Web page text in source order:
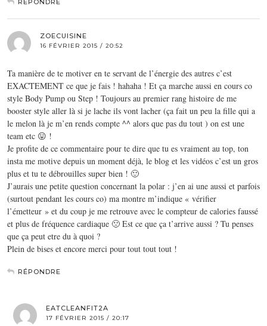
RÉPONDRE
ZOECUISINE
16 FÉVRIER 2015 / 20:52
Ta manière de te motiver en te servant de l’énergie des autres c’est
EXACTEMENT ce que je fais ! hahaha ! Et ça marche aussi en cours co
style Body Pump ou Step ! Toujours au premier rang histoire de me
booster style aller là si je lache ils vont lacher (ça fait un peu la fille qui a
le melon là je m’en rends compte ^^ alors que pas du tout ) on est une
team etc 😛 !
Je profite de ce commentaire pour te dire que tu es vraiment au top, ton
insta me motive depuis un moment déjà, le blog et les vidéos c’est un gros
plus et tu te débrouilles super bien ! 🙂
J’aurais une petite question concernant la polar : j’en ai une aussi et parfois
(surtout pendant les cours co) ma montre m’indique « vérifier
l’émetteur » et du coup je me retrouve avec le compteur de calories faussé
et plus de fréquence cardiaque 🙁 Est ce que ça t’arrive aussi ? Tu penses
que ça peut etre du à quoi ?
Plein de bises et encore merci pour tout tout tout !
RÉPONDRE
EATCLEANFIT2A
17 FÉVRIER 2015 / 20:17